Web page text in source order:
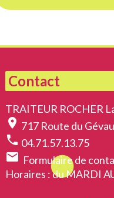
Contact
TRAITEUR ROCHER
location_on 717 Route du
phone 04.71.57.13.75
email Formulaire de
Horaires : du MARDI